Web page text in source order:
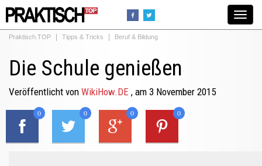
Toggle
Praktisch.TOP Tipps & Tricks Beruf & Bildung
Die Schule genießen
Veröffentlicht von WikiHow.DE , am 3 November 2015
0 0 0 0